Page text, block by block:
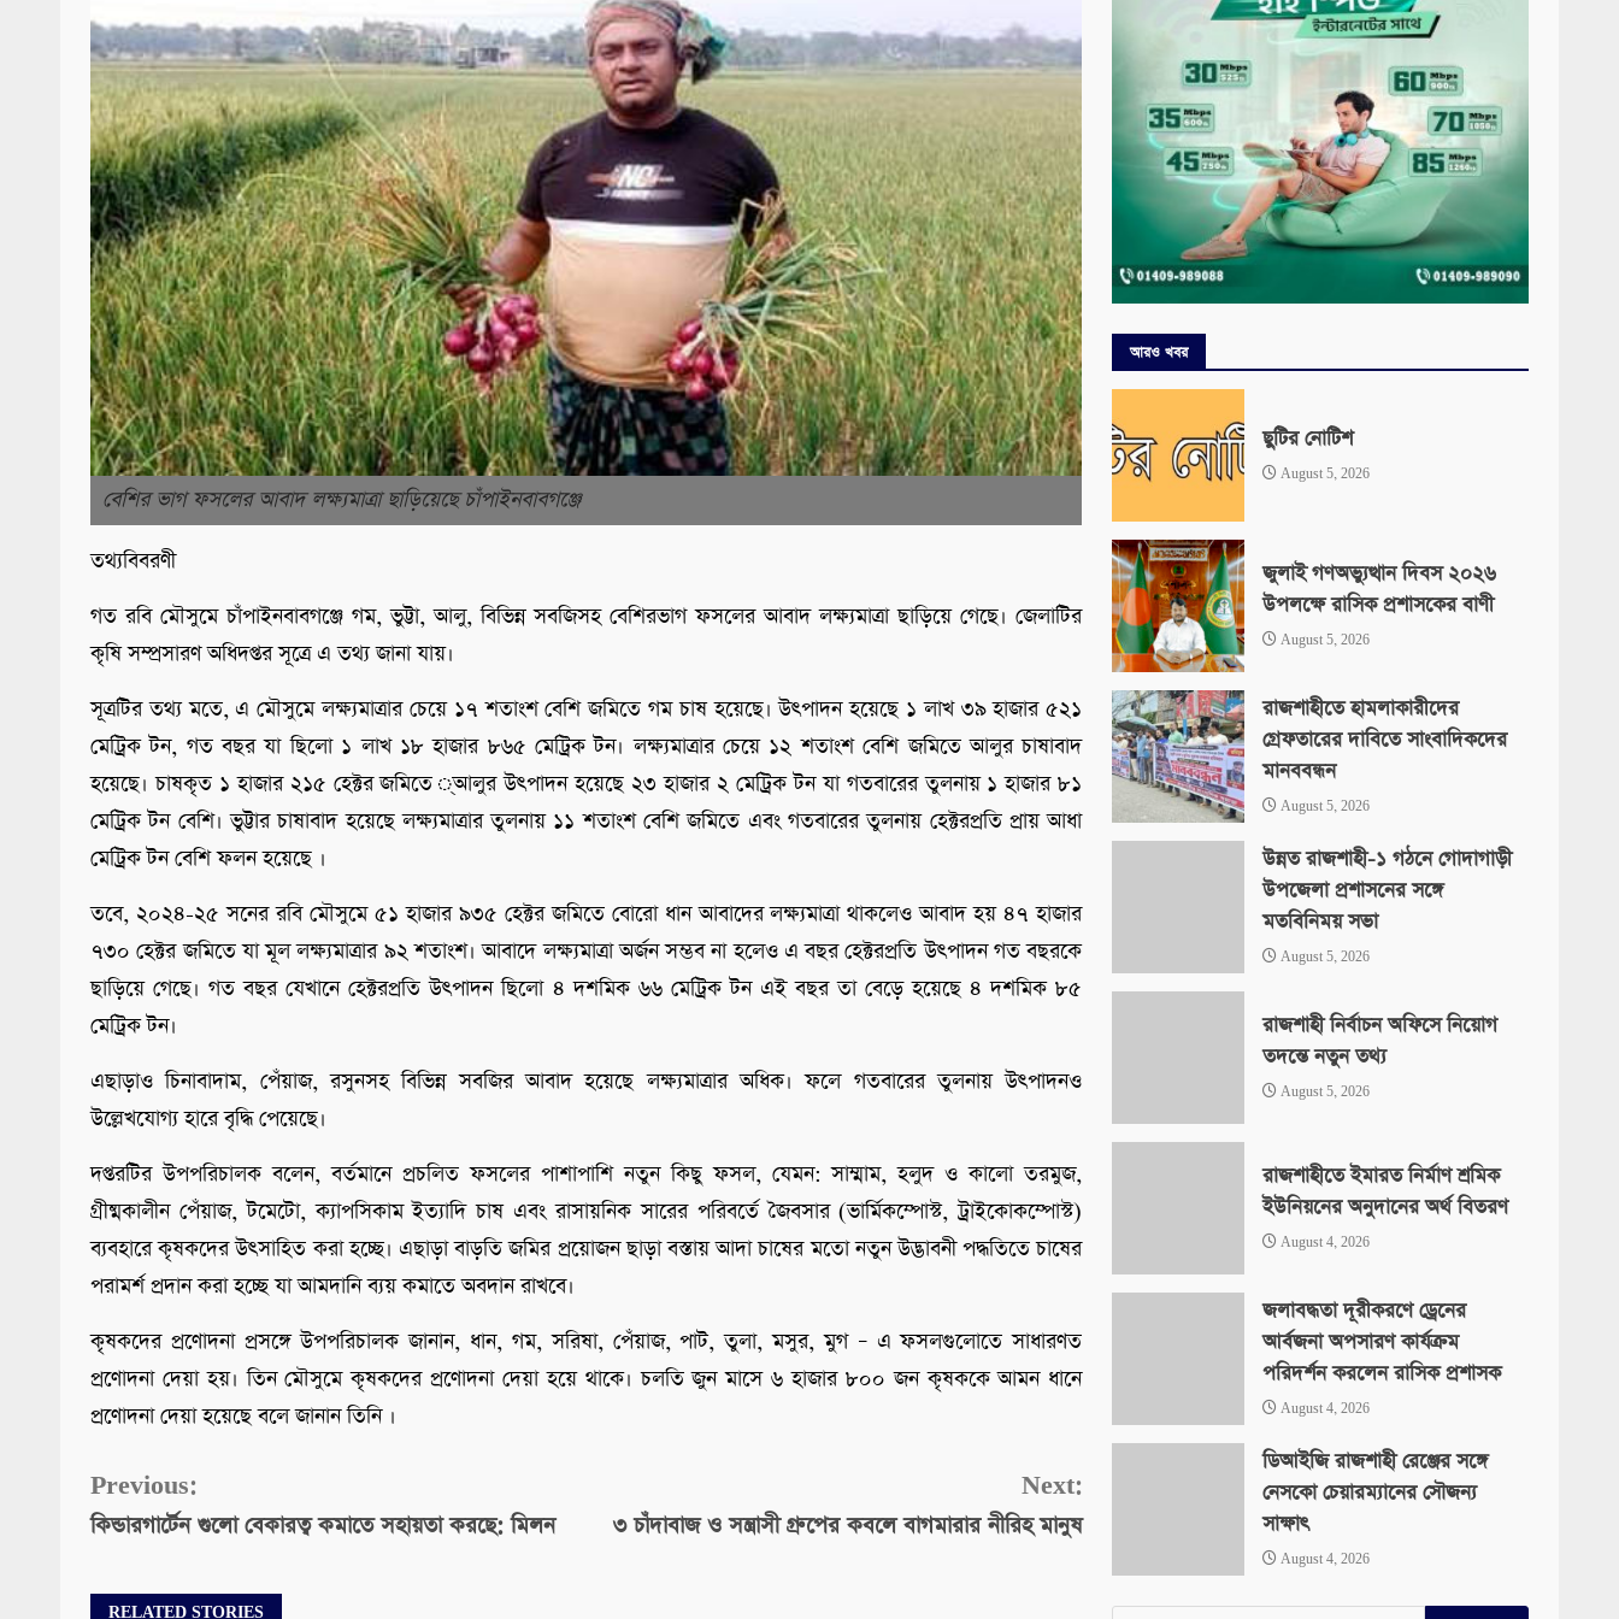
বেশির ভাগ ফসলের আবাদ লক্ষ্যমাত্রা ছাড়িয়েছে চাঁপাইনবাবগঞ্জে
তথ্যবিবরণী
গত রবি মৌসুমে চাঁপাইনবাবগঞ্জে গম, ভুট্টা, আলু, বিভিন্ন সবজিসহ বেশিরভাগ ফসলের আবাদ লক্ষ্যমাত্রা ছাড়িয়ে গেছে। জেলাটির
কৃষি সম্প্রসারণ অধিদপ্তর সূত্রে এ তথ্য জানা যায়।
সূত্রটির তথ্য মতে, এ মৌসুমে লক্ষ্যমাত্রার চেয়ে ১৭ শতাংশ বেশি জমিতে গম চাষ হয়েছে। উৎপাদন হয়েছে ১ লাখ ৩৯ হাজার ৫২১
মেট্রিক টন, গত বছর যা ছিলো ১ লাখ ১৮ হাজার ৮৬৫ মেট্রিক টন। লক্ষ্যমাত্রার চেয়ে ১২ শতাংশ বেশি জমিতে আলুর চাষাবাদ
হয়েছে। চাষকৃত ১ হাজার ২১৫ হেক্টর জমিতে ্আলুর উৎপাদন হয়েছে ২৩ হাজার ২ মেট্রিক টন যা গতবারের তুলনায় ১ হাজার ৮১
মেট্রিক টন বেশি। ভুট্টার চাষাবাদ হয়েছে লক্ষ্যমাত্রার তুলনায় ১১ শতাংশ বেশি জমিতে এবং গতবারের তুলনায় হেক্টরপ্রতি প্রায় আধা
মেট্রিক টন বেশি ফলন হয়েছে ।
তবে, ২০২৪-২৫ সনের রবি মৌসুমে ৫১ হাজার ৯৩৫ হেক্টর জমিতে বোরো ধান আবাদের লক্ষ্যমাত্রা থাকলেও আবাদ হয় ৪৭ হাজার
৭৩০ হেক্টর জমিতে যা মূল লক্ষ্যমাত্রার ৯২ শতাংশ। আবাদে লক্ষ্যমাত্রা অর্জন সম্ভব না হলেও এ বছর হেক্টরপ্রতি উৎপাদন গত বছরকে
ছাড়িয়ে গেছে। গত বছর যেখানে হেক্টরপ্রতি উৎপাদন ছিলো ৪ দশমিক ৬৬ মেট্রিক টন এই বছর তা বেড়ে হয়েছে ৪ দশমিক ৮৫
মেট্রিক টন।
এছাড়াও চিনাবাদাম, পেঁয়াজ, রসুনসহ বিভিন্ন সবজির আবাদ হয়েছে লক্ষ্যমাত্রার অধিক। ফলে গতবারের তুলনায় উৎপাদনও
উল্লেখযোগ্য হারে বৃদ্ধি পেয়েছে।
দপ্তরটির উপপরিচালক বলেন, বর্তমানে প্রচলিত ফসলের পাশাপাশি নতুন কিছু ফসল, যেমন: সাম্মাম, হলুদ ও কালো তরমুজ,
গ্রীষ্মকালীন পেঁয়াজ, টমেটো, ক্যাপসিকাম ইত্যাদি চাষ এবং রাসায়নিক সারের পরিবর্তে জৈবসার (ভার্মিকম্পোস্ট, ট্রাইকোকম্পোস্ট)
ব্যবহারে কৃষকদের উৎসাহিত করা হচ্ছে। এছাড়া বাড়তি জমির প্রয়োজন ছাড়া বস্তায় আদা চাষের মতো নতুন উদ্ভাবনী পদ্ধতিতে চাষের
পরামর্শ প্রদান করা হচ্ছে যা আমদানি ব্যয় কমাতে অবদান রাখবে।
কৃষকদের প্রণোদনা প্রসঙ্গে উপপরিচালক জানান, ধান, গম, সরিষা, পেঁয়াজ, পাট, তুলা, মসুর, মুগ – এ ফসলগুলোতে সাধারণত
প্রণোদনা দেয়া হয়। তিন মৌসুমে কৃষকদের প্রণোদনা দেয়া হয়ে থাকে। চলতি জুন মাসে ৬ হাজার ৮০০ জন কৃষককে আমন ধানে
প্রণোদনা দেয়া হয়েছে বলে জানান তিনি ।
Continue
Reading
Previous:
কিন্ডারগার্টেন গুলো বেকারত্ব কমাতে সহায়তা করছে: মিলন
Next:
৩ চাঁদাবাজ ও সন্ত্রাসী গ্রুপের কবলে বাগমারার নীরিহ মানুষ
RELATED STORIES
আরও খবর
ছুটির নোটিশ
August 5, 2026
জুলাই গণঅভ্যুত্থান দিবস ২০২৬
উপলক্ষে রাসিক প্রশাসকের বাণী
August 5, 2026
রাজশাহীতে হামলাকারীদের
গ্রেফতারের দাবিতে সাংবাদিকদের
মানববন্ধন
August 5, 2026
উন্নত রাজশাহী-১ গঠনে গোদাগাড়ী
উপজেলা প্রশাসনের সঙ্গে
মতবিনিময় সভা
August 5, 2026
রাজশাহী নির্বাচন অফিসে নিয়োগ
তদন্তে নতুন তথ্য
August 5, 2026
রাজশাহীতে ইমারত নির্মাণ শ্রমিক
ইউনিয়নের অনুদানের অর্থ বিতরণ
August 4, 2026
জলাবদ্ধতা দূরীকরণে ড্রেনের
আর্বজনা অপসারণ কার্যক্রম
পরিদর্শন করলেন রাসিক প্রশাসক
August 4, 2026
ডিআইজি রাজশাহী রেঞ্জের সঙ্গে
নেসকো চেয়ারম্যানের সৌজন্য
সাক্ষাৎ
August 4, 2026